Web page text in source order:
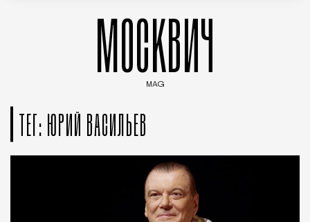
МОСКВИЧ
MAG
ТЕГ: ЮРИЙ ВАСИЛЬЕВ